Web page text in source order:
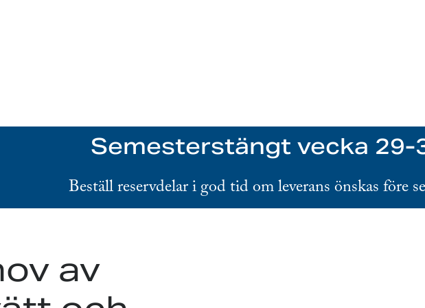
Semesterstängt vecka 29-
Beställ reservdelar i god tid om leverans önskas före
av